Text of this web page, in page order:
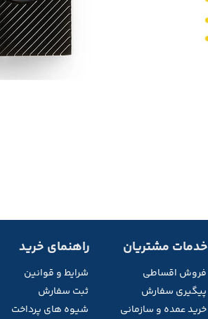
خدمات مشتریان
فروش اقساطی
پیگیری سفارش
خرید عمده و سازمانی
راهنمای خرید
شرایط و قوانین
ثبت سفارش
شیوه های پرداخت